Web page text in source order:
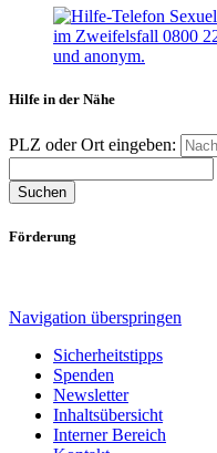
Hilfe in der Nähe
PLZ oder Ort eingeben:
Suchen
Förderung
Navigation überspringen
Sicherheitstipps
Spenden
Newsletter
Inhaltsübersicht
Interner Bereich